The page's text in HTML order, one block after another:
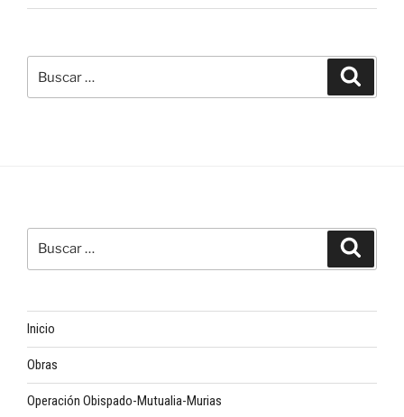
por:
Inicio
Obras
Operación Obispado-Mutualia-Murias